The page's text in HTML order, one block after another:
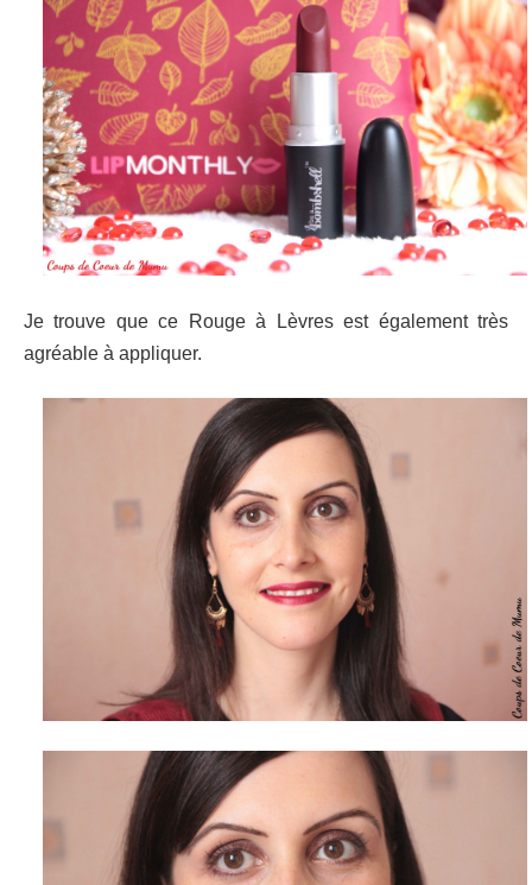
Je trouve que ce Rouge à Lèvres est également très
agréable à appliquer.